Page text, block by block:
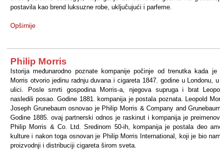
postavila kao brend luksuzne robe, uključujući i parfeme.
Opširnije
Philip Morris
Istorija međunarodno poznate kompanije počinje od trenutka kada je
Morris otvorio jedinu radnju duvana i cigareta 1847. godine u Londonu,
ulici. Posle smrti gospodina Morris-a, njegova supruga i brat
nasledili posao. Godine 1881. kompanija je postala poznata. Leopold
Joseph Grunebaum osnovao je Philip Morris & Company and
Godine 1885. ovaj partnerski odnos je raskinut i kompanija je
Philip Morris & Co. Ltd. Sredinom 50-ih, kompanija je postala deo
kulture i nakon toga osnovan je Philip Morris International, koji je bio
proizvodnji i distribuciji cigareta širom sveta.